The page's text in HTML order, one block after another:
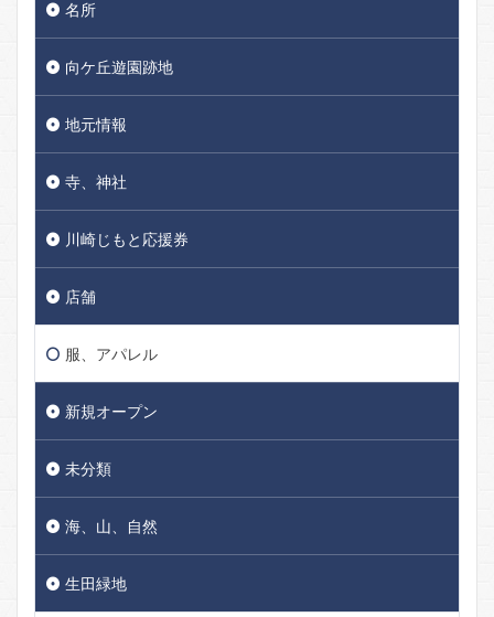
名所
向ケ丘遊園跡地
地元情報
寺、神社
川崎じもと応援券
店舗
服、アパレル
新規オープン
未分類
海、山、自然
生田緑地